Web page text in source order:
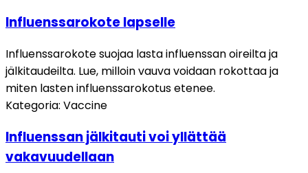
Influenssarokote lapselle
Influenssarokote suojaa lasta influenssan oireilta ja
jälkitaudeilta. Lue, milloin vauva voidaan rokottaa ja
miten lasten influenssarokotus etenee.
Kategoria: Vaccine
Influenssan jälkitauti voi yllättää
vakavuudellaan